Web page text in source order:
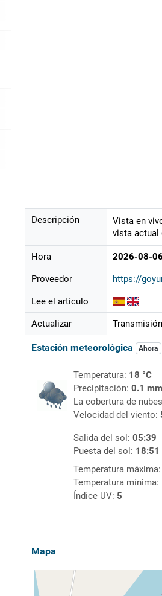
Descripción
Vista en
vista actual
Hora 2026-08-
Proveedor https://
Lee el artículo
Actualizar
Estación meteorológica Ahora
Temperatura: 18 °C
Precipitación: 0.1 mm
La cobertura de
Velocidad del viento:
Salida del sol: 05:39
Puesta del sol: 18:51
Temperatura máxima:
Temperatura mínima:
Índice UV: 5
Mapa